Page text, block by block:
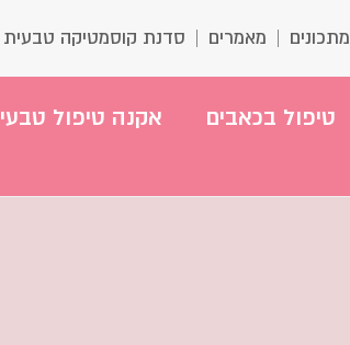
מתכונים מאמרים סדנת קוסמטיקה טבעית
טיפול בכאבים אקנה טיפול טבעי